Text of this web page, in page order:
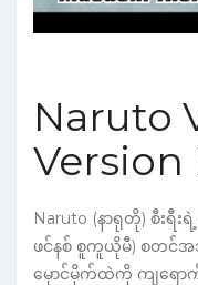
Naruto
Version
Naruto (နာရုတို) စီးရီ
ဖင်နစ် စူကူယိုမီ) စတင်
မှောင်မိုက်ထဲကို ကျရော